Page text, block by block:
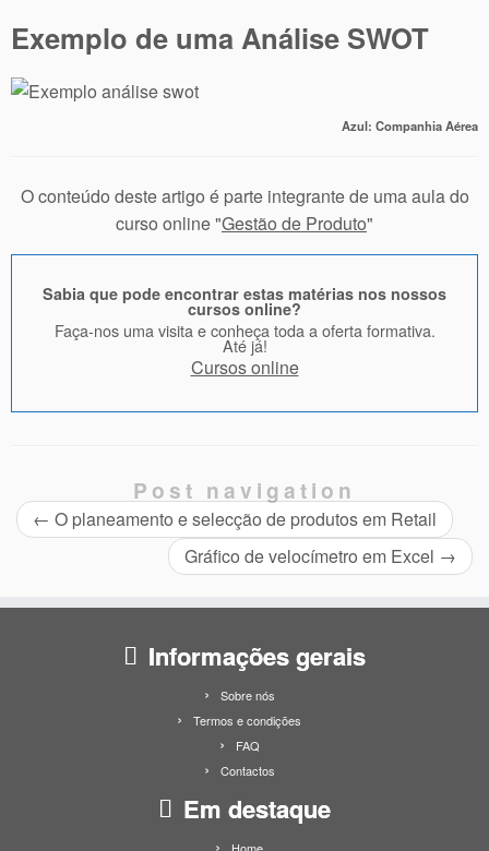
Exemplo de uma Análise SWOT
Azul: Companhia Aérea
O conteúdo deste artigo é parte integrante de uma aula do
curso online "Gestão de Produto"
Sabia que pode encontrar estas matérias nos nossos
cursos online?
Faça-nos uma visita e conheça toda a oferta formativa.
Até já!
Cursos online
Post navigation
← O planeamento e selecção de produtos em Retail
Gráfico de velocímetro em Excel →
Informações gerais
Sobre nós
Termos e condições
FAQ
Contactos
Em destaque